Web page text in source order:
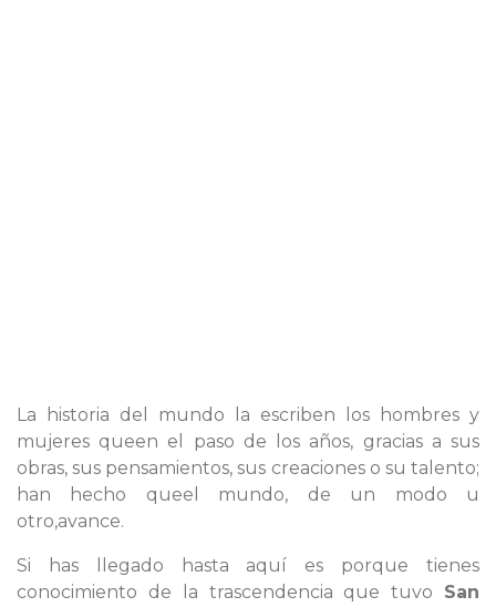
La historia del mundo la escriben los hombres y
mujeres queen el paso de los años, gracias a sus
obras, sus pensamientos, sus creaciones o su talento;
han hecho queel mundo, de un modo u
otro,avance.
Si has llegado hasta aquí es porque tienes
conocimiento de la trascendencia que tuvo San